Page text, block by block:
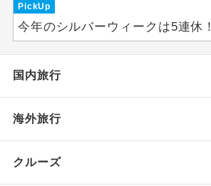
PickUp
今年のシルバーウィークは5連休！
国内旅行
海外旅行
クルーズ